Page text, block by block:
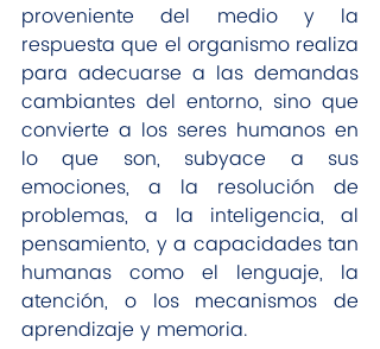
proveniente del medio y la
respuesta que el organismo realiza
para adecuarse a las demandas
cambiantes del entorno, sino que
convierte a los seres humanos en
lo que son, subyace a sus
emociones, a la resolución de
problemas, a la inteligencia, al
pensamiento, y a capacidades tan
humanas como el lenguaje, la
atención, o los mecanismos de
aprendizaje y memoria.